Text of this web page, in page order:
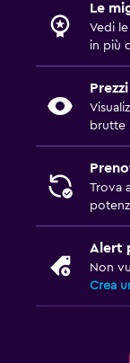
Le
Vedi
in più
brutte
Trova
Alert
Non
Crea